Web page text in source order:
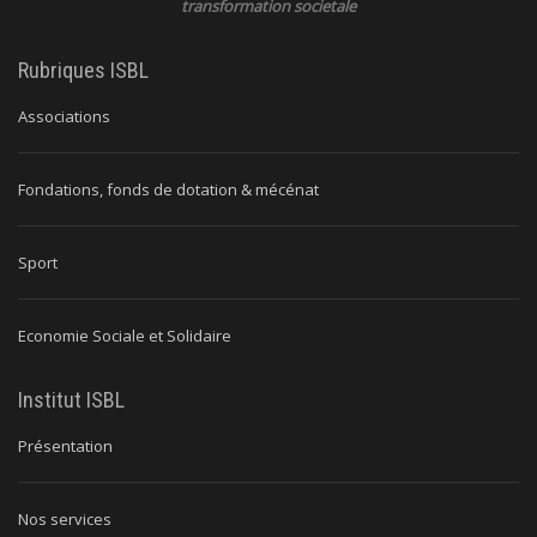
transformation societale
Rubriques ISBL
Associations
Fondations, fonds de dotation & mécénat
Sport
Economie Sociale et Solidaire
Institut ISBL
Présentation
Nos services